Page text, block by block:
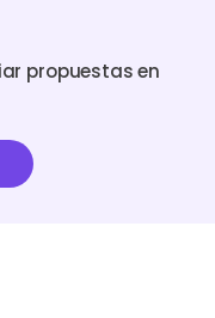
propuestas en